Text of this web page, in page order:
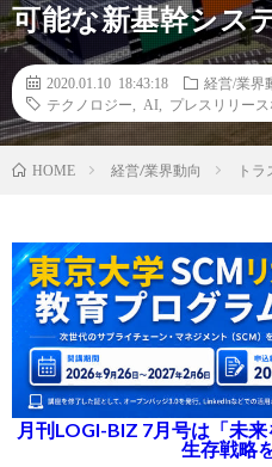
可能な新基幹シス
2020.01.10 18:43:18
経営/業界
テクノロジー
AI プレスリリー
HOME 経営/業界動向 ト
月刊LOGI-BIZ 7月号は「未
生存戦略